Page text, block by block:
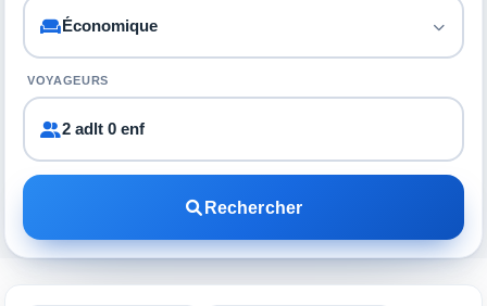
VOYAGEURS
2 adlt 0 enf
Rechercher